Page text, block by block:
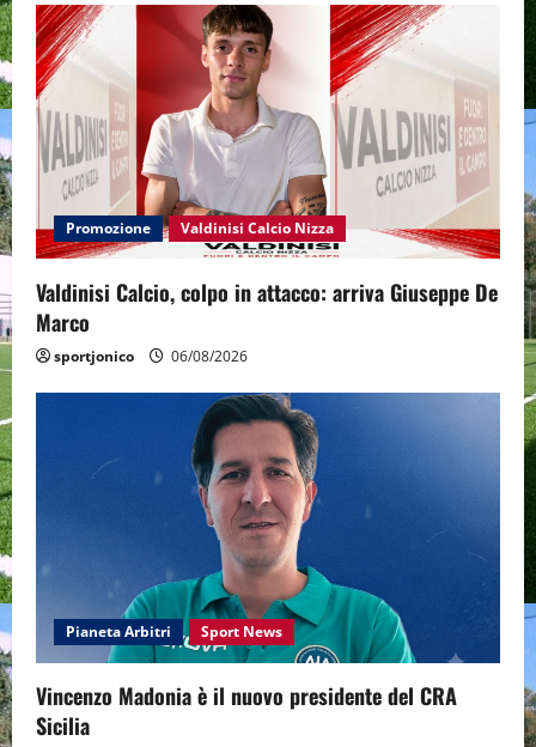
Promozione Valdinisi Calcio Nizza
Valdinisi Calcio, colpo in attacco: arriva Giuseppe De
Marco
sportjonico 06/08/2026
Pianeta Arbitri Sport News
Vincenzo Madonia è il nuovo presidente del CRA
Sicilia